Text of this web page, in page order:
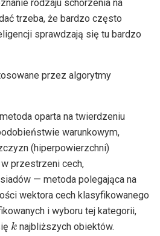
rodzaju schorzenia na
trzeba, że bardzo często
sprawdzają się tu bardzo
przez algorytmy
oparta na twierdzeniu
warunkowym,
(hiperpowierzchni)
przestrzeni cech,
— metoda polegająca na
wektora cech klasyfikowanego
i wyboru tej kategorii,
k
najbliższych obiektów.